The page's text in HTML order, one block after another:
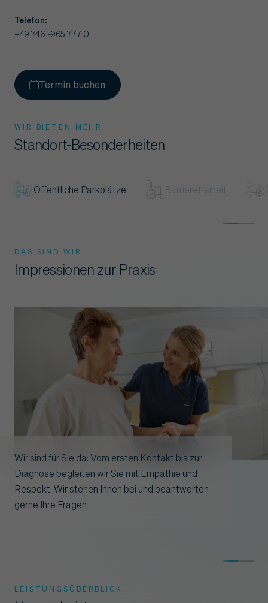
Telefon:
+49 7461-965 777 0
Termin buchen
WIR BIETEN MEHR
Standort-Besonderheiten
Öffentliche Parkplätze Barrierefreiheit
DAS SIND WIR
Impressionen zur Praxis
Wir sind für Sie da: Vom ersten Kontakt bis zur
Diagnose begleiten wir Sie mit Empathie und
Respekt. Wir stehen Ihnen bei und beantworten
gerne Ihre Fragen
LEISTUNGSÜBERBLICK